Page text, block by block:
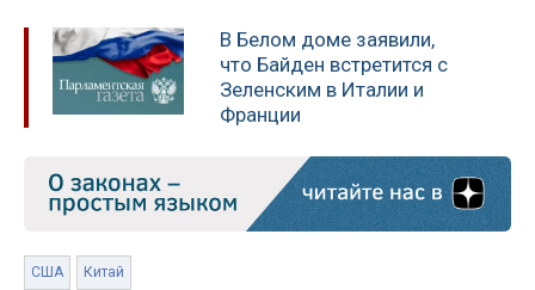
В Белом доме заявили,
что Байден встретится с
Зеленским в Италии и
Франции
США Китай